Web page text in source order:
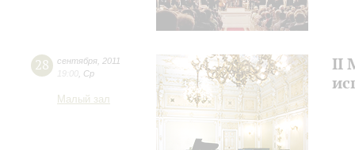
28 сентября 2011
19:00 Ср
Малый зал
II